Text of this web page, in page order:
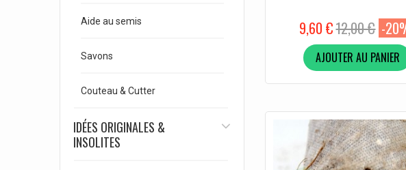
Aide au semis
Savons
Couteau & Cutter
IDÉES ORIGINALES &
INSOLITES
9,60 €12,00 € -
AJOUTER AU PANIER